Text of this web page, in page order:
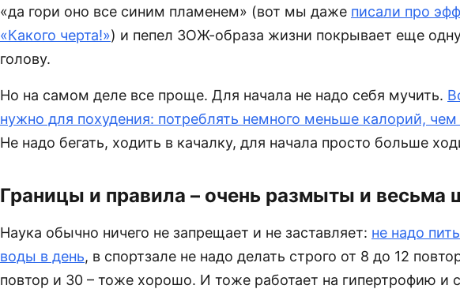
«да гори оно все синим пламенем» (вот мы даже писали про
«Какого черта!») и пепел ЗОЖ-образа жизни покрывает еще
голову.
Но на самом деле все проще. Для начала не надо себя мучить.
нужно для похудения: потреблять немного меньше калорий,
Не надо бегать, ходить в качалку, для начала просто больше
Границы и правила – очень размыты и весьма
Наука обычно ничего не запрещает и не заставляет: не надо
воды в день, в спортзале не надо делать строго от 8 до 12
повтор и 30 – тоже хорошо. И тоже работает на гипертрофию и